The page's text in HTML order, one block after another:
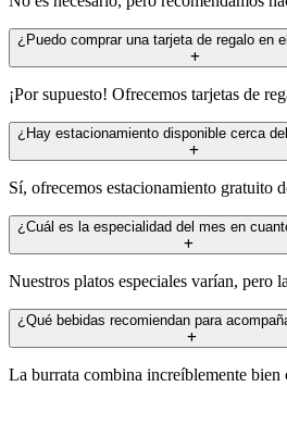
¿Puedo comprar una tarjeta de regalo en
¡Por supuesto! Ofrecemos tarjetas de
¿Hay estacionamiento disponible cerca
Sí, ofrecemos estacionamiento gratuito
¿Cuál es la especialidad del mes en
Nuestros platos especiales varían, pero
¿Qué bebidas recomiendan para
La burrata combina increíblemente bien